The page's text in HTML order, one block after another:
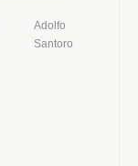
Adolfo
Santoro